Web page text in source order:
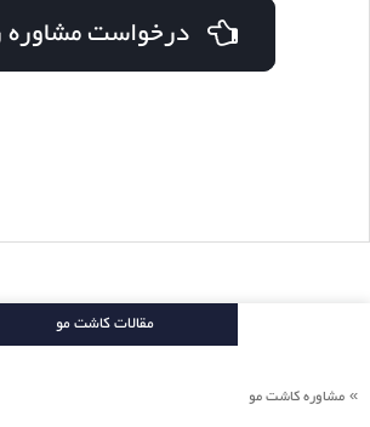
مقالات کاشت مو
» مشاوره کاشت مو